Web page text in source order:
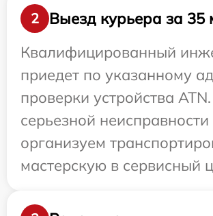
2
Выезд курьера за 35
Квалифицированный
приедет по указанному
проверки устройства
серьезной
организуем
мастерскую в сервисный